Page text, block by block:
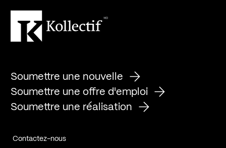
Soumettre une nouvelle
Soumettre une offre d'emploi
Soumettre une réalisation
Contactez-nous